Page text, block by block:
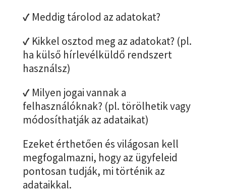
✓Meddig tárolod az adatokat?
✓Kikkel osztod meg az adatokat? (pl.
ha külső hírlevélküldő rendszert
használsz)
✓Milyen jogai vannak a
felhasználóknak? (pl. törölhetik vagy
módosíthatják az adataikat)
Ezeket érthetően és világosan kell
megfogalmazni, hogy az ügyfeleid
pontosan tudják, mi történik az
adataikkal.